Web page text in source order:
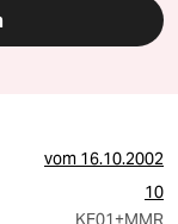
vom 16.10.2002
10
KF01+MMR